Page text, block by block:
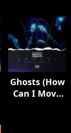
Ghosts (How
Can I Move